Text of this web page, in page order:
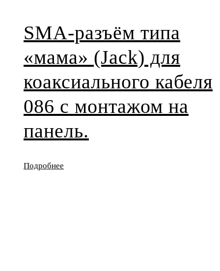
SMA-разъём типа
«мама» (Jack) для
коаксиального кабеля
086 с монтажом на
панель.
Подробнее